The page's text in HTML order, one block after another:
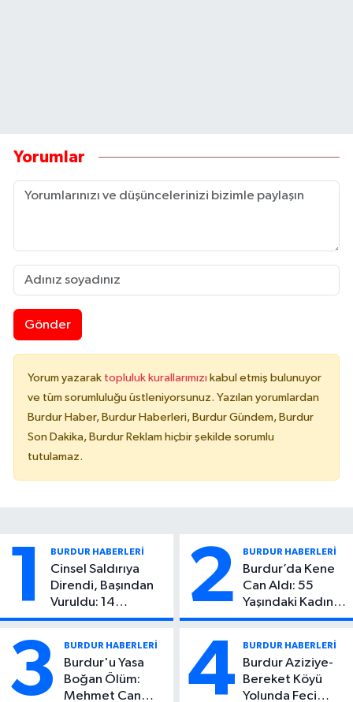
Yorumlar
Gönder
Yorum yazarak topluluk kurallarımızı kabul etmiş bulunuyor
ve tüm sorumluluğu üstleniyorsunuz. Yazılan yorumlardan
Burdur Haber, Burdur Haberleri, Burdur Gündem, Burdur
Son Dakika, Burdur Reklam hiçbir şekilde sorumlu
tutulamaz.
1 BURDUR HABERLERİ
Cinsel Saldırıya
Direndi, Başından
Vuruldu: 14
Yaşındaki Çocuktan
2 BURDUR HABERLERİ
Burdur’da Kene
Can Aldı: 55
Yaşındaki Kadın
Hayatını Kaybetti
3 BURDUR HABERLERİ
Burdur'u Yasa
Boğan Ölüm:
Mehmet Can
4 BURDUR HABERLERİ
Burdur Aziziye-
Bereket Köyü
Yolunda Feci